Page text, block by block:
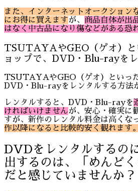
また、インターネットオークション
にお得に買えますが、 商品自体が出
はなく中古品になり傷などがある恐
TSUTAYAやGEO（ゲオ）と
ョップで、DVD・Blu-rayを
TSUTAYAやGEO（ゲオ）といった
DVD・Blu-rayをレンタルする方法
レンタルすると、DVD・Blu-rayを
ければいけませんが、安心・確実に
すが、新作のレンタル料金は高くな
作以降になると比較的安く観れます。
DVDをレンタルするの
出するのは、「めんどく
だと感じていませんか？